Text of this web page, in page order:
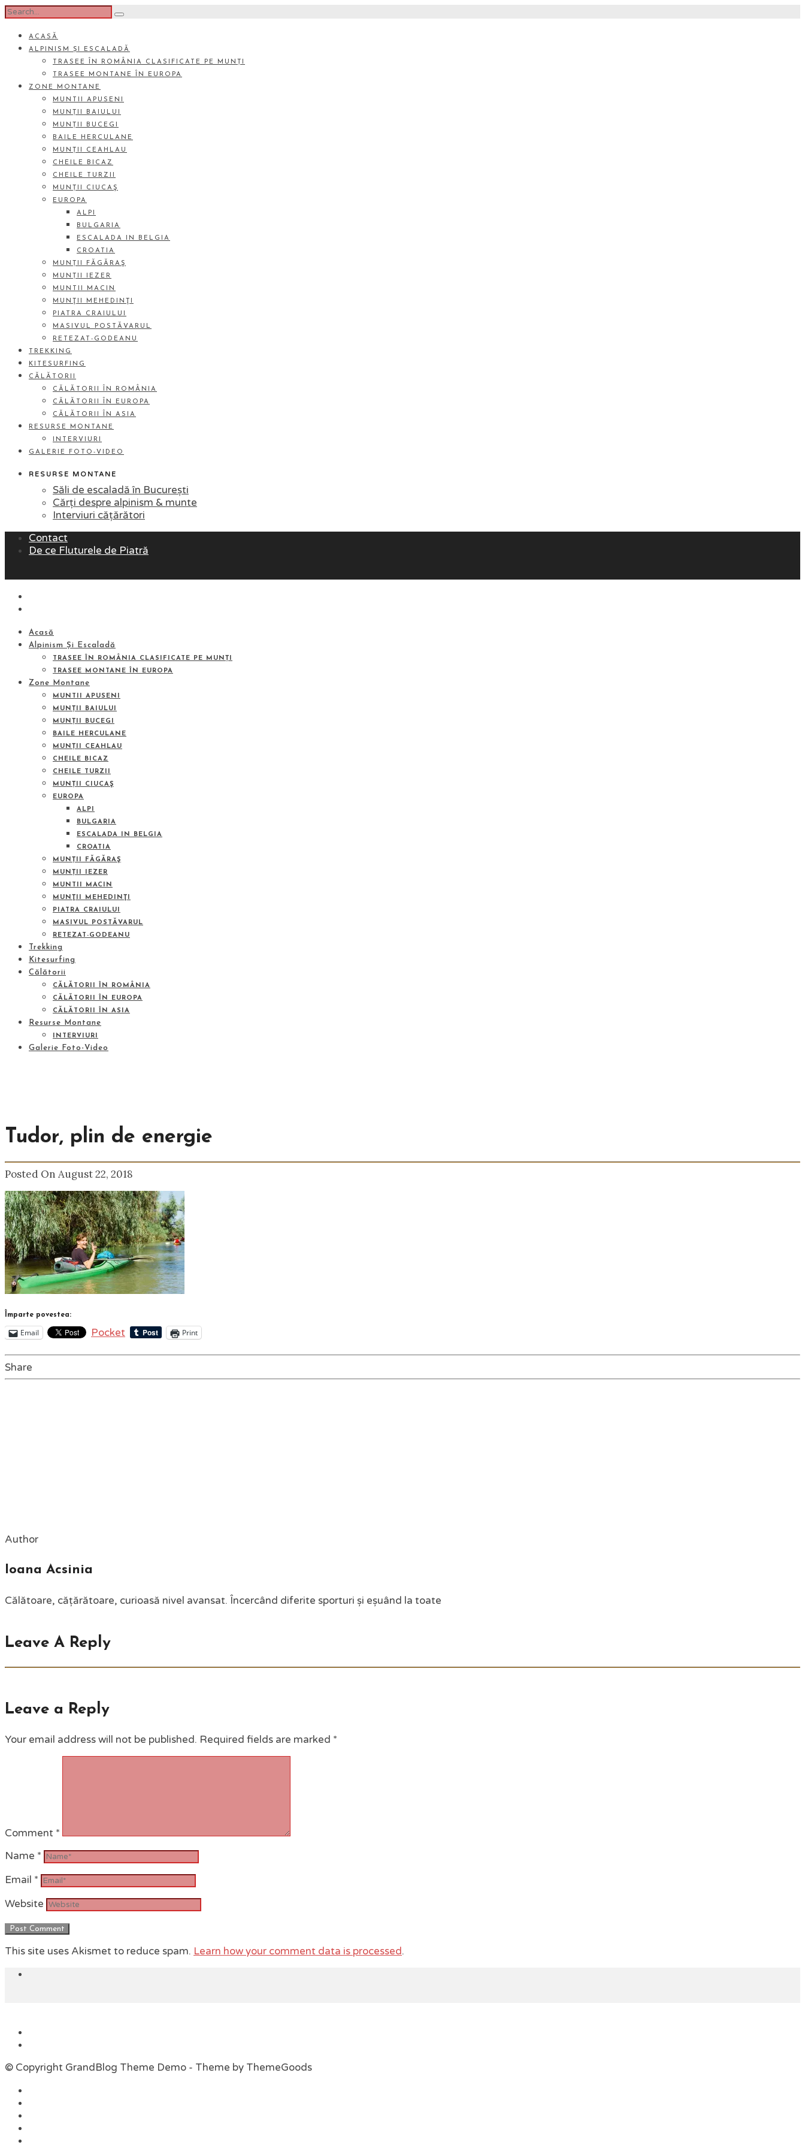
ACASĂ
ALPINISM ȘI ESCALADĂ
TRASEE ÎN ROMÂNIA CLASIFICATE PE MUNȚI
TRASEE MONTANE ÎN EUROPA
ZONE MONTANE
MUNTII APUSENI
MUNȚII BAIULUI
MUNȚII BUCEGI
BAILE HERCULANE
MUNȚII CEAHLAU
CHEILE BICAZ
CHEILE TURZII
MUNȚII CIUCAŞ
EUROPA
ALPI
BULGARIA
ESCALADA IN BELGIA
CROATIA
MUNȚII FĂGĂRAŞ
MUNȚII IEZER
MUNTII MACIN
MUNŢII MEHEDINŢI
PIATRA CRAIULUI
MASIVUL POSTĂVARUL
RETEZAT-GODEANU
TREKKING
KITESURFING
CĂLĂTORII
CĂLĂTORII ÎN ROMÂNIA
CĂLĂTORII ÎN EUROPA
CĂLĂTORII ÎN ASIA
RESURSE MONTANE
INTERVIURI
GALERIE FOTO-VIDEO
RESURSE MONTANE
Săli de escaladă în București
Cărți despre alpinism & munte
Interviuri cățărători
Contact
De ce Fluturele de Piatră
Acasă
Alpinism Și Escaladă
TRASEE ÎN ROMÂNIA CLASIFICATE PE MUNȚI
TRASEE MONTANE ÎN EUROPA
Zone Montane
MUNTII APUSENI
MUNȚII BAIULUI
MUNȚII BUCEGI
BAILE HERCULANE
MUNȚII CEAHLAU
CHEILE BICAZ
CHEILE TURZII
MUNȚII CIUCAŞ
EUROPA
ALPI
BULGARIA
ESCALADA IN BELGIA
CROATIA
MUNȚII FĂGĂRAŞ
MUNȚII IEZER
MUNTII MACIN
MUNŢII MEHEDINŢI
PIATRA CRAIULUI
MASIVUL POSTĂVARUL
RETEZAT-GODEANU
Trekking
Kitesurfing
Călătorii
CĂLĂTORII ÎN ROMÂNIA
CĂLĂTORII ÎN EUROPA
CĂLĂTORII ÎN ASIA
Resurse Montane
INTERVIURI
Galerie Foto-Video
Tudor, plin de energie
Posted On August 22, 2018
Împarte povestea:
Email Pocket Print
Share
Author
Ioana Acsinia
Călătoare, cățărătoare, curioasă nivel avansat. Încercând diferite sporturi și eșuând la toate
Leave A Reply
Leave a Reply
Your email address will not be published. Required fields are marked *
Comment *
Name *
Email *
Website
This site uses Akismet to reduce spam. Learn how your comment data is processed.
© Copyright GrandBlog Theme Demo - Theme by ThemeGoods